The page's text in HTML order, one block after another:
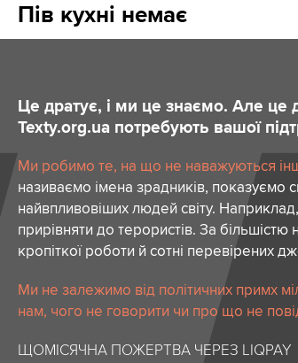
Пів кухні немає
Це дратує, і ми це знаємо. Але це
Texty.org.ua потребують вашої
Ми робимо те, на що не наважуються
називаємо імена зрадників, показуємо
найвпливовіших людей світу.
прирівняти до терористів. За більшістю
кропіткої роботи й сотні перевірених
Ми не залежимо від політичних примх
нам, чого не говорити чи про що не
ЩОМІСЯЧНА ПОЖЕРТВА ЧЕРЕЗ LIQPAY